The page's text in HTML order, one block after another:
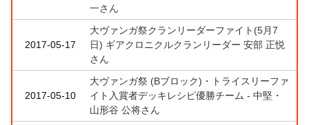
一さん
2017-05-17
大ヴァンガ祭クランリーダーファイト(5月7
日) ギアクロニクルクランリーダー 安部 正悦
さん
2017-05-10
大ヴァンガ祭 (Bブロック)・トライスリーファ
イト入賞者デッキレシピ優勝チーム - 中堅・
山形谷 公将さん